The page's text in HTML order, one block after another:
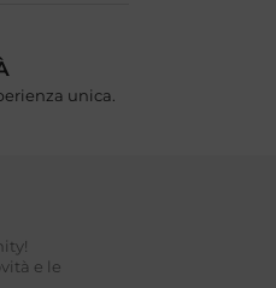
unica.
e le